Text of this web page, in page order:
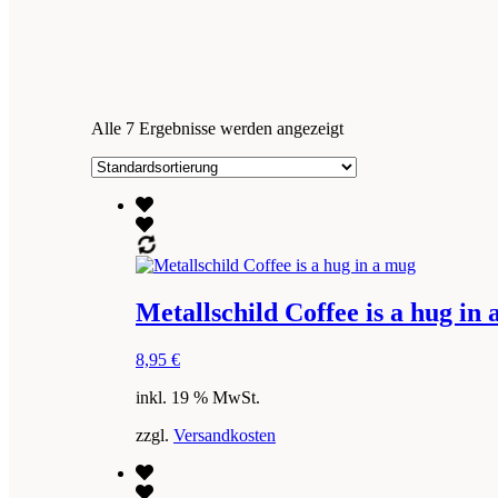
Alle 7 Ergebnisse werden angezeigt
Metallschild Coffee is a hug in
8,95 €
inkl. 19 % MwSt.
zzgl. Versandkosten